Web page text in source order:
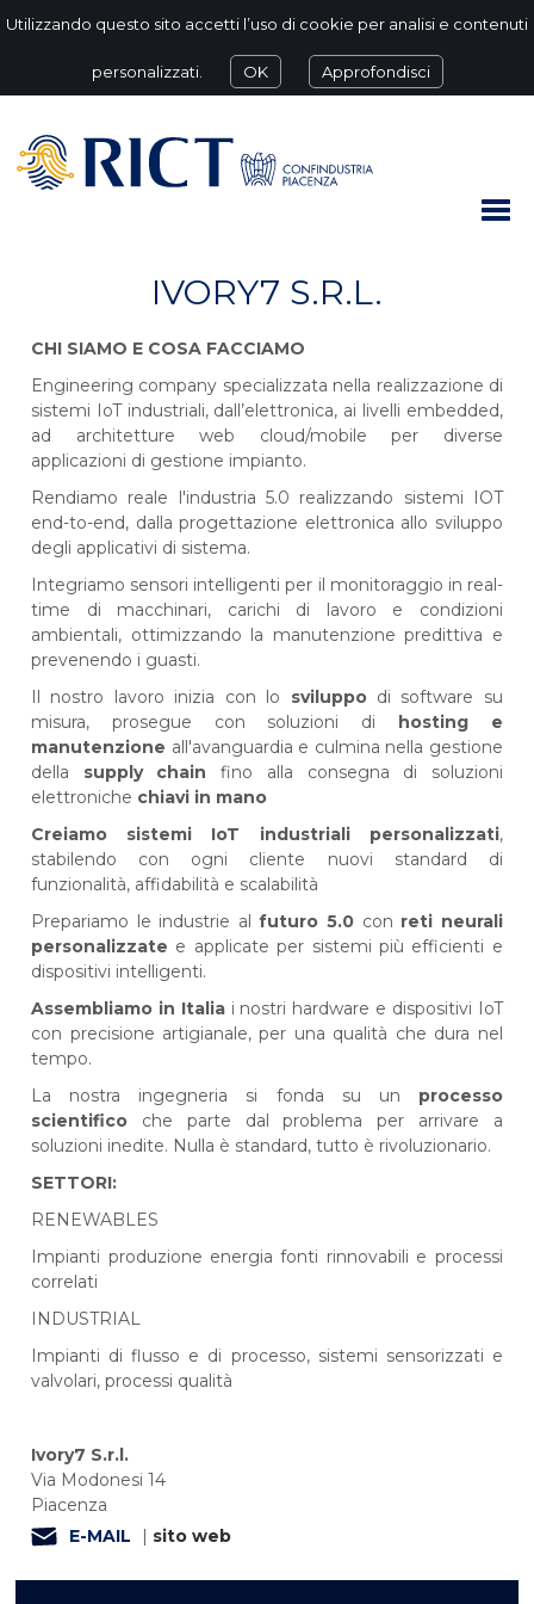
Utilizzando questo sito accetti l’uso di cookie per analisi e contenuti
personalizzati. OK Approfondisci
IVORY7 S.R.L.
CHI SIAMO E COSA FACCIAMO
Engineering company specializzata nella realizzazione di
sistemi IoT industriali, dall’elettronica, ai livelli embedded,
ad architetture web cloud/mobile per diverse
applicazioni di gestione impianto.
Rendiamo reale l'industria 5.0 realizzando sistemi IOT
end-to-end, dalla progettazione elettronica allo sviluppo
degli applicativi di sistema.
Integriamo sensori intelligenti per il monitoraggio in real-
time di macchinari, carichi di lavoro e condizioni
ambientali, ottimizzando la manutenzione predittiva e
prevenendo i guasti.
Il nostro lavoro inizia con lo sviluppodi software su
misura, prosegue con soluzioni di hosting e
manutenzione all'avanguardia e culmina nella gestione
della supply chain fino alla consegna di soluzioni
elettroniche chiavi in mano
Creiamo sistemi IoT industriali personalizzati,
stabilendo con ogni cliente nuovi standard di
funzionalità, affidabilità e scalabilità
Prepariamo le industrie alfuturo 5.0 con reti neurali
personalizzate e applicate per sistemi più efficienti e
dispositivi intelligenti.
Assembliamo in Italiai nostri hardware e dispositivi IoT
con precisione artigianale, per una qualità che dura nel
tempo.
La nostra ingegneria si fonda su un processo
scientifico che parte dal problema per arrivare a
soluzioni inedite. Nulla è standard, tutto è rivoluzionario.
SETTORI:
RENEWABLES
Impianti produzione energia fonti rinnovabili e processi
correlati
INDUSTRIAL
Impianti di flusso e di processo, sistemi sensorizzati e
valvolari, processi qualità
Ivory7 S.r.l.
Via Modonesi 14
Piacenza
E-MAIL
| sito web